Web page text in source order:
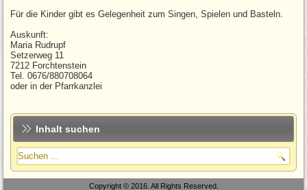
Für die Kinder gibt es Gelegenheit zum Singen, Spielen und Basteln.
Auskunft:
Maria Rudrupf
Setzerweg 11
7212 Forchtenstein
Tel. 0676/880708064
oder in der Pfarrkanzlei
Inhalt suchen
Copyright © 2016. All Rights Reserved.